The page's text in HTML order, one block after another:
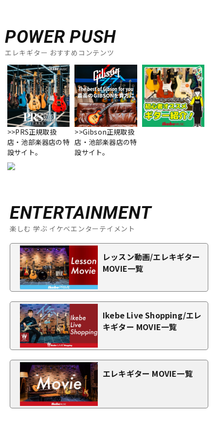
POWER PUSH
エレキギター おすすめコンテンツ
>>PRS正規取扱
店・池部楽器店の特
設サイト。
>>Gibson正規取扱
店・池部楽器店の特
設サイト。
ENTERTAINMENT
楽しむ 学ぶ イケベエンターテイメント
レッスン動画/エレキギター
MOVIE一覧
Ikebe Live Shopping/エレ
キギター MOVIE一覧
エレキギター MOVIE一覧